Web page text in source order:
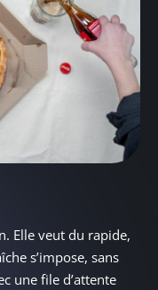
Elle veut du rapide,
s’impose, sans
une file d’attente